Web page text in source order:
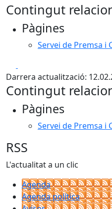
Contingut
Pàgines
Servei de Premsa i
Darrera actualització:
Contingut
Pàgines
Servei de Premsa i
RSS
L'actualitat a un clic
Agenda
Agenda política